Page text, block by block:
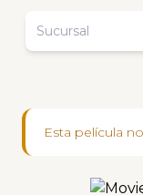
Sucursal
Esta película